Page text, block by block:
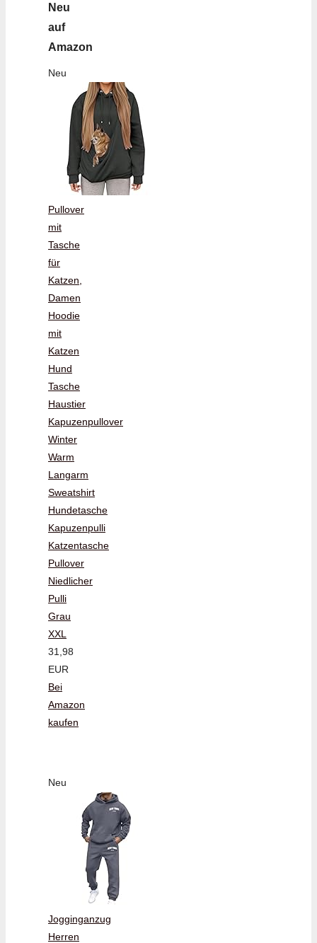
Neu
auf
Amazon
Neu
Pullover
mit
Tasche
für
Katzen,
Damen
Hoodie
mit
Katzen
Hund
Tasche
Haustier
Kapuzenpullover
Winter
Warm
Langarm
Sweatshirt
Hundetasche
Kapuzenpulli
Katzentasche
Pullover
Niedlicher
Pulli
Grau
XXL
31,98
EUR
Bei
Amazon
kaufen
Neu
Jogginganzug
Herren